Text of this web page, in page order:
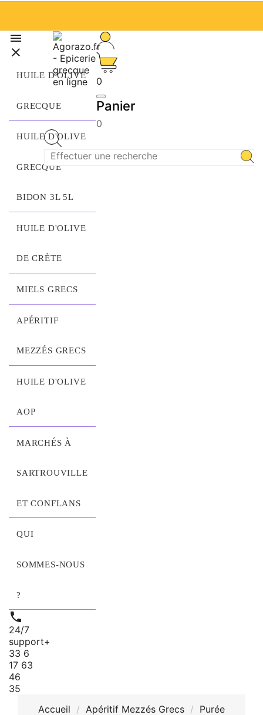


HUILE D'OLIVE
GRECQUE
HUILE D'OLIVE
GRECQUE
BIDON 3L 5L
HUILE D'OLIVE
DE CRÈTE
MIELS GRECS
APÉRITIF
MEZZÉS GRECS
HUILE D'OLIVE
AOP
MARCHÉS À
SARTROUVILLE
ET CONFLANS
QUI
SOMMES‑NOUS
?

24/7
support+
33 6
17 63
46
35
0
Panier
0
Accueil Apéritif Mezzés Grecs
Purée